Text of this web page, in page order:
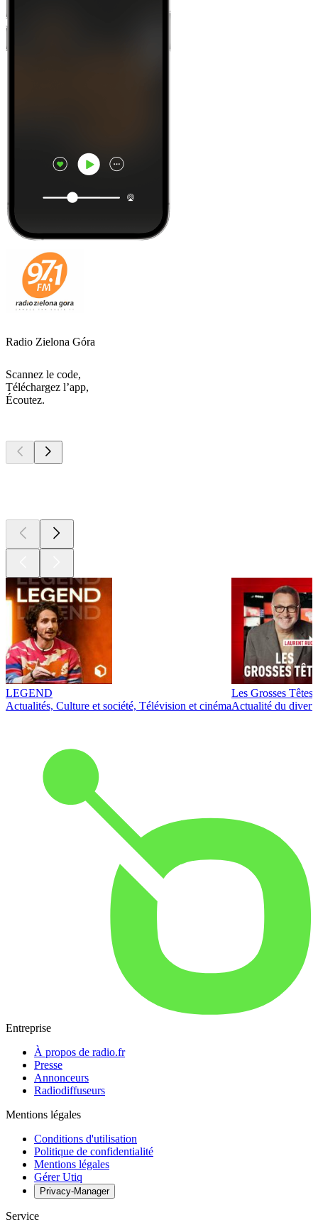
Radio Zielona Góra
Scannez le code,
Téléchargez l’app,
Écoutez.
LEGEND
Actualités, Culture et société, Télévision et cinéma
Les Grosses Têtes
Actualité du
Entreprise
À propos de radio.fr
Presse
Annonceurs
Radiodiffuseurs
Mentions légales
Conditions d'utilisation
Politique de confidentialité
Mentions légales
Gérer Utiq
Privacy-Manager
Service